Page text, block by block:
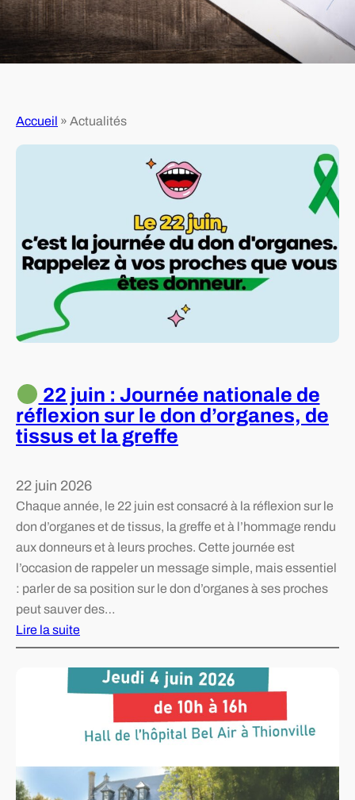
Accueil » Actualités
22 juin : Journée nationale de
réflexion sur le don d’organes, de
tissus et la greffe
22 juin 2026
Chaque année, le 22 juin est consacré à la réflexion sur le
don d’organes et de tissus, la greffe et à l’hommage rendu
aux donneurs et à leurs proches. Cette journée est
l’occasion de rappeler un message simple, mais essentiel
: parler de sa position sur le don d’organes à ses proches
peut sauver des…
Lire la suite
:
2